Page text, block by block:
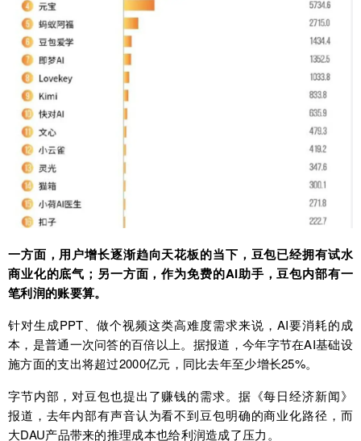
一方面，用户增长逐渐趋向天花板的当下，豆包已经拥有试水
商业化的底气；另一方面，作为免费的AI助手，豆包内部有一
笔利润的账要算。
针对生成PPT、做个视频这类高难度需求来说，AI要消耗的成
本，是普通一次问答的百倍以上。据报道，今年字节在AI基础设
施方面的支出将超过2000亿元，同比去年至少增长25%。
字节内部，对豆包也提出了赚钱的需求。据《每日经济新闻》
报道，去年内部有声音认为看不到豆包明确的商业化路径，而
大DAU产品带来的推理成本也给利润造成了压力。